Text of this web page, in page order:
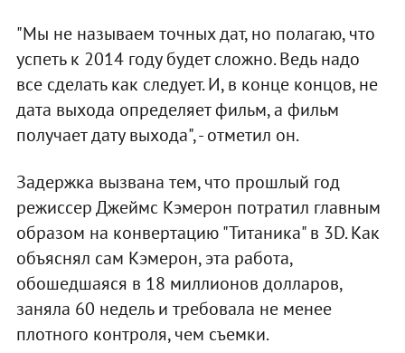
"Мы не называем точных дат, но полагаю, что
успеть к 2014 году будет сложно. Ведь надо
все сделать как следует. И, в конце концов, не
дата выхода определяет фильм, а фильм
получает дату выхода", - отметил он.
Задержка вызвана тем, что прошлый год
режиссер Джеймс Кэмерон потратил главным
образом на конвертацию "Титаника" в 3D. Как
объяснял сам Кэмерон, эта работа,
обошедшаяся в 18 миллионов долларов,
заняла 60 недель и требовала не менее
плотного контроля, чем съемки.